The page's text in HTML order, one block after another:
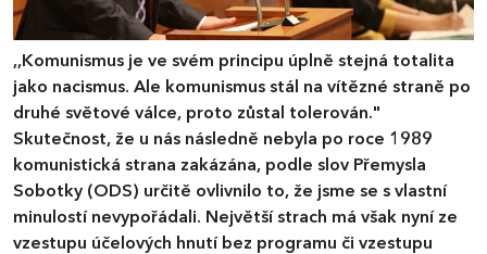
,,Komunismus je ve svém principu úplně stejná totalita
jako nacismus. Ale komunismus stál na vítězné straně po
druhé světové válce, proto zůstal tolerován."
Skutečnost, že u nás následně nebyla po roce 1989
komunistická strana zakázána, podle slov Přemysla
Sobotky (ODS) určitě ovlivnilo to, že jsme se s vlastní
minulostí nevypořádali. Největší strach má však nyní ze
vzestupu účelových hnutí bez programu či vzestupu